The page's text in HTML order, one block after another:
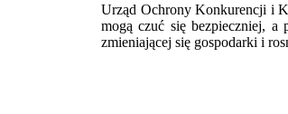
Urząd Ochrony Konkurencji i
mogą czuć się bezpieczniej, a
zmieniającej się gospodarki i